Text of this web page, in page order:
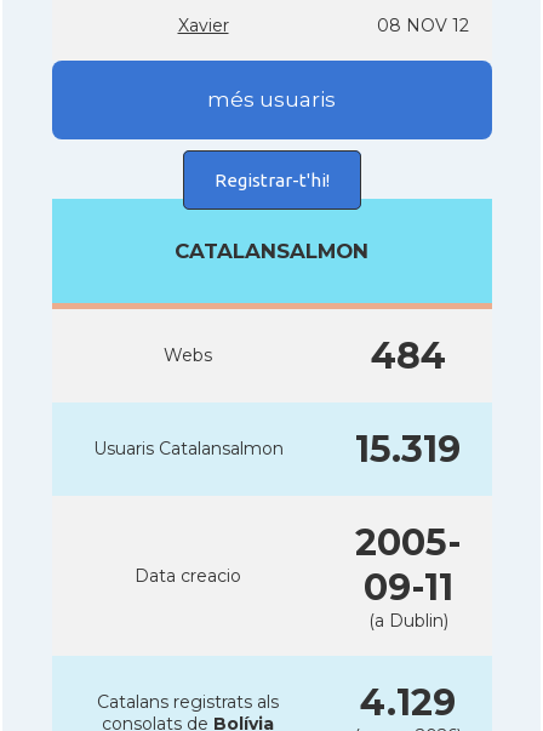
Xavier 08 NOV 12
més usuaris
Registrar-t'hi!
CATALANSALMON
Webs 484
Usuaris Catalansalmon 15.319
Data creacio
2005-
09-11
(a Dublin)
Catalans registrats als
consolats de Bolívia 4.129